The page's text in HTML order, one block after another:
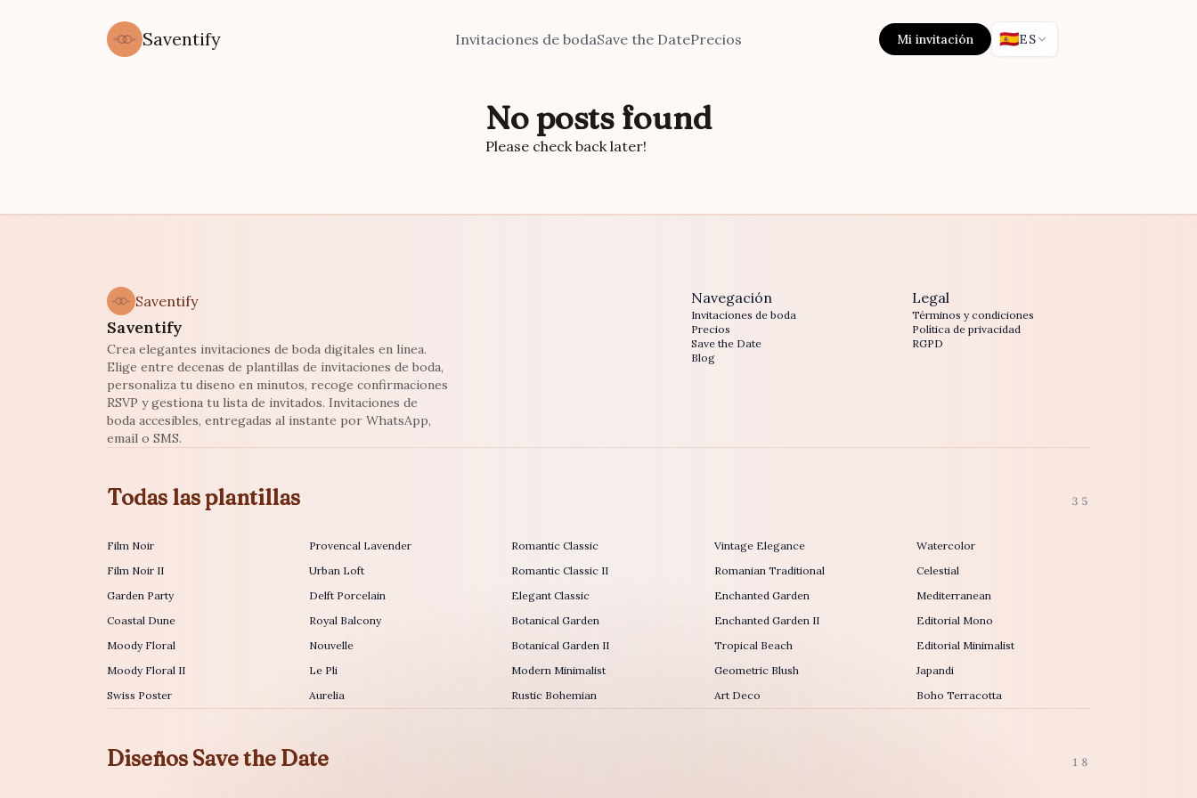
Saventify Invitaciones de bodaSave the DatePrecios Mi invitación 🇪🇸ES
No posts found
Please check back later!
Saventify
Saventify
Crea elegantes invitaciones de boda digitales en linea.
Elige entre decenas de plantillas de invitaciones de boda,
personaliza tu diseno en minutos, recoge confirmaciones
RSVP y gestiona tu lista de invitados. Invitaciones de
boda accesibles, entregadas al instante por WhatsApp,
email o SMS.
Navegación
Invitaciones de boda
Precios
Save the Date
Blog
Legal
Términos y condiciones
Política de privacidad
RGPD
Todas las plantillas 35
Film Noir
Film Noir II
Garden Party
Coastal Dune
Moody Floral
Moody Floral II
Swiss Poster
Provencal Lavender
Urban Loft
Delft Porcelain
Royal Balcony
Nouvelle
Le Pli
Aurelia
Romantic Classic
Romantic Classic II
Elegant Classic
Botanical Garden
Botanical Garden II
Modern Minimalist
Rustic Bohemian
Vintage Elegance
Romanian Traditional
Enchanted Garden
Enchanted Garden II
Tropical Beach
Geometric Blush
Art Deco
Watercolor
Celestial
Mediterranean
Editorial Mono
Editorial Minimalist
Japandi
Boho Terracotta
Diseños Save the Date 18